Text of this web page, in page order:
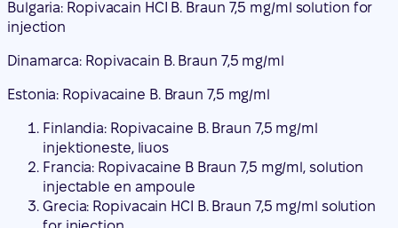
Finlandia: Ropivacaine B. Braun 7,5 mg/ml
Francia: Ropivacaine B Braun 7,5 mg/ml, solution
injectable en ampoule
Grecia: Ropivacain HCI B. Braun 7,5 mg/ml solution
for injection
Italia: Ropivacaina B. Braun 7,5 mg/ml soluzione
iniettabile
Letonia: Ropivacaine B. Braun 7,5 mg/ml škidums
injekcijam
Lituania: Ropivacaine B. Braun 7,5 mg/ml injekcinis